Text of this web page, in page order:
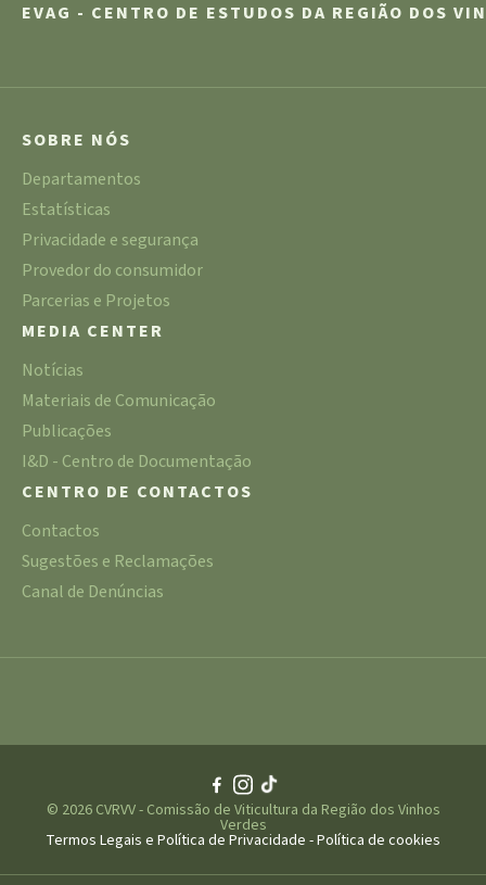
EVAG - CENTRO DE ESTUDOS DA REGIÃO DOS
SOBRE NÓS
Departamentos
Estatísticas
Privacidade e segurança
Provedor do consumidor
Parcerias e Projetos
MEDIA CENTER
Notícias
Materiais de Comunicação
Publicações
I&D - Centro de Documentação
CENTRO DE CONTACTOS
Contactos
Sugestões e Reclamações
Canal de Denúncias
© 2026 CVRVV - Comissão de Viticultura da Região dos Vinhos
Verdes
Termos Legais e Política de Privacidade -Política de cookies